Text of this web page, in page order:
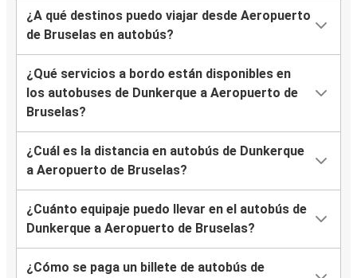
¿A qué destinos puedo viajar desde Aeropuerto
de Bruselas en autobús?
¿Qué servicios a bordo están disponibles en
los autobuses de Dunkerque a Aeropuerto de
Bruselas?
¿Cuál es la distancia en autobús de Dunkerque
a Aeropuerto de Bruselas?
¿Cuánto equipaje puedo llevar en el autobús de
Dunkerque a Aeropuerto de Bruselas?
¿Cómo se paga un billete de autobús de